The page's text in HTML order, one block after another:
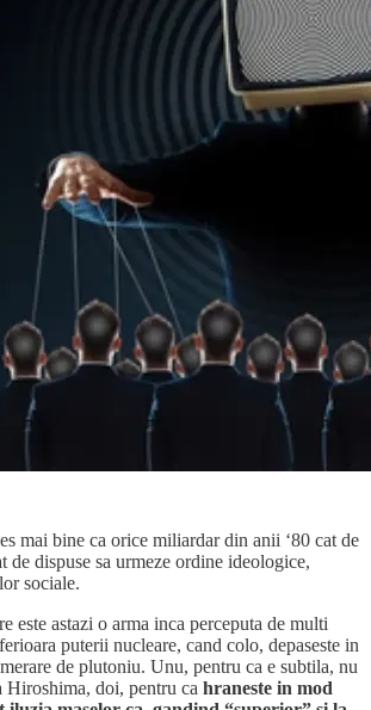
mai bine ca orice miliardar din anii ‘80 cat de
de dispuse sa urmeze ordine ideologice,
sociale.
este astazi o arma inca perceputa de multi
puterii nucleare, cand colo, depaseste in
de plutoniu. Unu, pentru ca e subtila, nu
Hiroshima, doi, pentru ca hraneste in mod